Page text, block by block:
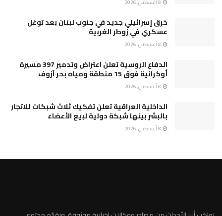
خرق إسرائيلي جديد في جنوب لبنان بعد توغل
عسكري في زوطر الغربية
الدفاع الروسية تعلن اعتراض وتدمير 397 مسيرة
أوكرانية فوق 15 منطقة ومياه بحر آزوف
الداخلية العراقية تعلن تفكيك ثلاث شبكات للاتجار
بالبشر بينها شبكة دولية لبيع الأعضاء